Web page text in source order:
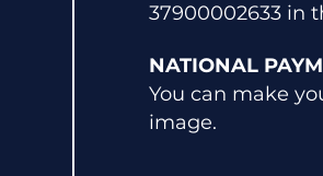
37900002633 in
NATIONAL
You can make
image.